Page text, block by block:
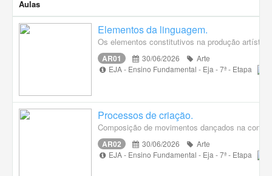
Aulas
Elementos da linguagem.
Os elementos constitutivos na produção
AR01 30/06/2026
Arte
EJA - Ensino Fundamental - Eja - 7ª - Etapa
Processos de criação.
Composição de movimentos dançados na
AR02 30/06/2026
Arte
EJA - Ensino Fundamental - Eja - 7ª - Etapa